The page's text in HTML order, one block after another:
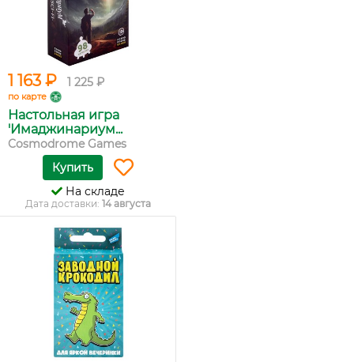
1 163 ₽ 1 225 ₽
по карте
Настольная игра
'Имаджинариум...
Cosmodrome Games
Купить
На складе
Дата доставки: 14 августа